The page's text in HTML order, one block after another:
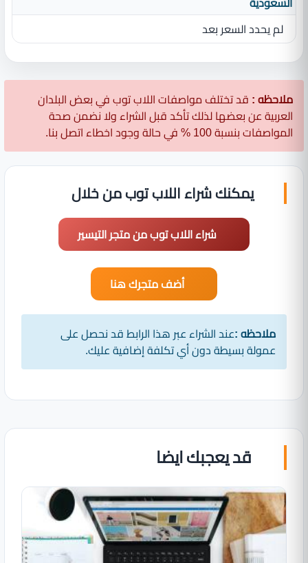
لم يحدد السعر بعد
ملاحظه : قد تختلف مواصفات اللاب توب في بعض البلدان
العربية عن بعضها لذلك تأكد قبل الشراء ولا نضمن صحة
المواصفات بنسبة 100 % في حالة وجود اخطاء اتصل بنا.
يمكنك شراء اللاب توب من خلال
شراء اللاب توب من متجر التيسير
أضف متجرك هنا
ملاحظه :عند الشراء عبر هذا الرابط قد نحصل على
عمولة بسيطة دون أي تكلفة إضافية عليك.
قد يعجبك ايضا